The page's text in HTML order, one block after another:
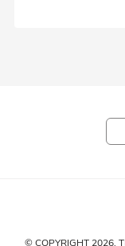
© COPYRIGHT 2026,